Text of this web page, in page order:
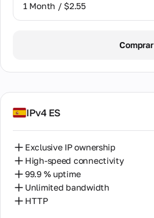
1 Month / $2.55
Comprar
IPv4 ES
Exclusive IP ownership
High-speed connectivity
99.9 % uptime
Unlimited bandwidth
HTTP